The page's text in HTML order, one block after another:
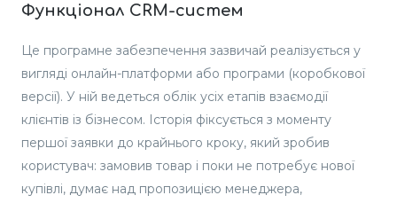
Функціонал CRM-систем
Це програмне забезпечення зазвичай реалізується у
вигляді онлайн-платформи або програми (коробкової
версії). У ній ведеться облік усіх етапів взаємодії
клієнтів із бізнесом. Історія фіксується з моменту
першої заявки до крайнього кроку, який зробив
користувач: замовив товар і поки не потребує нової
купівлі, думає над пропозицією менеджера,